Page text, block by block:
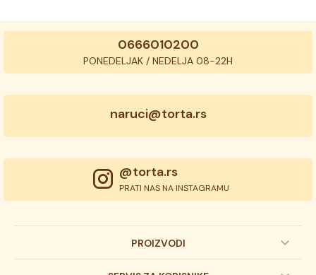
0666010200
PONEDELJAK / NEDELJA 08-22H
naruci@torta.rs
@torta.rs
PRATI NAS NA INSTAGRAMU
PROIZVODI